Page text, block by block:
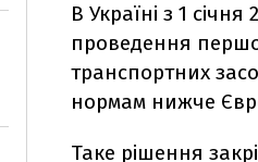
В Україні з 1
проведення
транспортних
нормам нижче
Таке рішення